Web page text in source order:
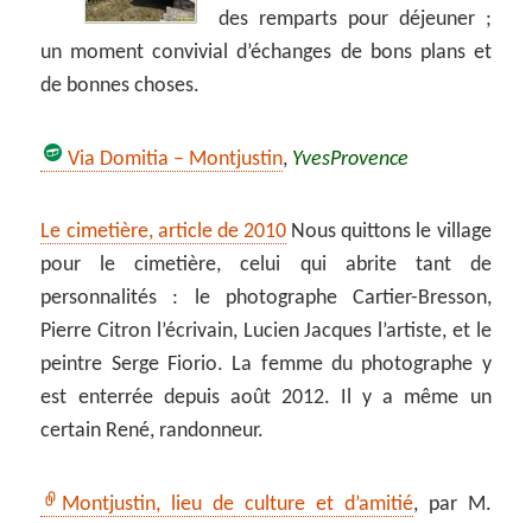
des remparts pour déjeuner ;
un moment convivial d’échanges de bons plans et
de bonnes choses.
Via Domitia – Montjustin, YvesProvence
Le cimetière, article de 2010 Nous quittons le village
pour le cimetière, celui qui abrite tant de
personnalités : le photographe Cartier-Bresson,
Pierre Citron l’écrivain, Lucien Jacques l’artiste, et le
peintre Serge Fiorio. La femme du photographe y
est enterrée depuis août 2012. Il y a même un
certain René, randonneur.
Montjustin, lieu de culture et d’amitié, par M.